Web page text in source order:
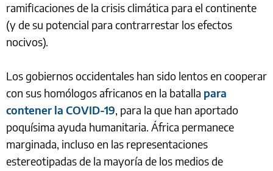
ramificaciones de la crisis climática para el continente
(y de su potencial para contrarrestar los efectos
nocivos).
Los gobiernos occidentales han sido lentos en cooperar
con sus homólogos africanos en la batalla para
contener la COVID-19, para la que han aportado
poquísima ayuda humanitaria. África permanece
marginada, incluso en las representaciones
estereotipadas de la mayoría de los medios de